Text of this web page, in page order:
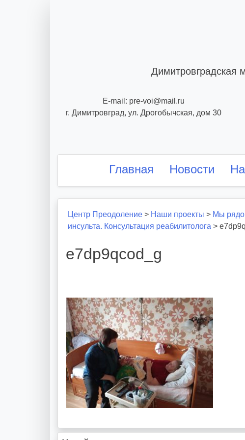
Димитровградская
E-mail: pre-voi@mail.ru
г. Димитровград, ул. Дрогобычская, дом 30
Главная Новости
Центр Преодоление > Наши проекты > Мы
инсульта. Консультация реабилитолога >
e7dp9qcod_g